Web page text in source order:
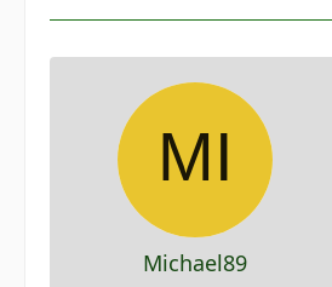
Michael89